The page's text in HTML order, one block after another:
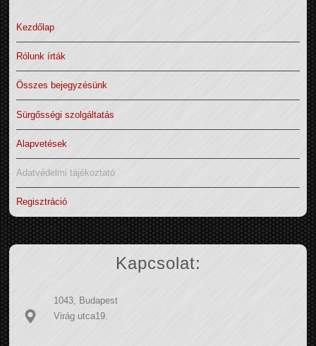
Kezdőlap
Rólunk írták
Összes bejegyzésünk
Sürgősségi szolgáltatás
Alapvetések
Adatvédelmi tájékoztató
Regisztráció
Kapcsolat:
1043, Budapest
Virág utca19.